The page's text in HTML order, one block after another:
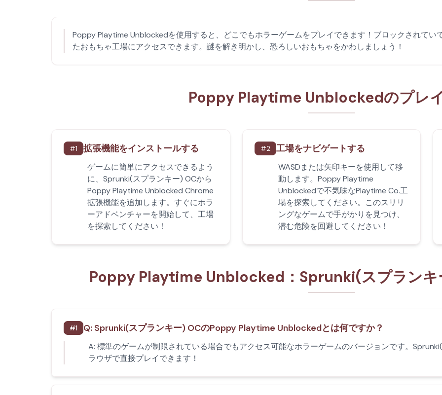
Poppy Playtime Unblockedを使用すると、どこでもホラーゲームをプレイできます！ブロックされてい
たおもちゃ工場にアクセスできます。謎を解き明かし、恐ろしいおもちゃをかわしましょう！
Poppy Playtime Unblockedのプレ
#1 拡張機能をインストールする
ゲームに簡単にアクセスできるよう
に、Sprunki(スプランキー) OCから
Poppy Playtime Unblocked Chrome
拡張機能を追加します。すぐにホラ
ーアドベンチャーを開始して、工場
を探索してください！
#2 工場をナビゲートする
WASDまたは矢印キーを使用して移
動します。Poppy Playtime
Unblockedで不気味なPlaytime Co.工
場を探索してください。このスリリ
ングなゲームで手がかりを見つけ、
潜む危険を回避してください！
Poppy Playtime Unblocked：Sprunki(スプランキ
#1 Q: Sprunki(スプランキー) OCのPoppy Playtime Unblockedとは何ですか？
A: 標準のゲームが制限されている場合でもアクセス可能なホラーゲームのバージョンです。
ラウザで直接プレイできます！